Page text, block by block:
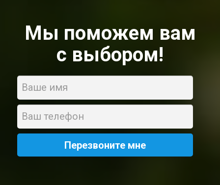
Мы поможем вам
с выбором!
Name
Phone